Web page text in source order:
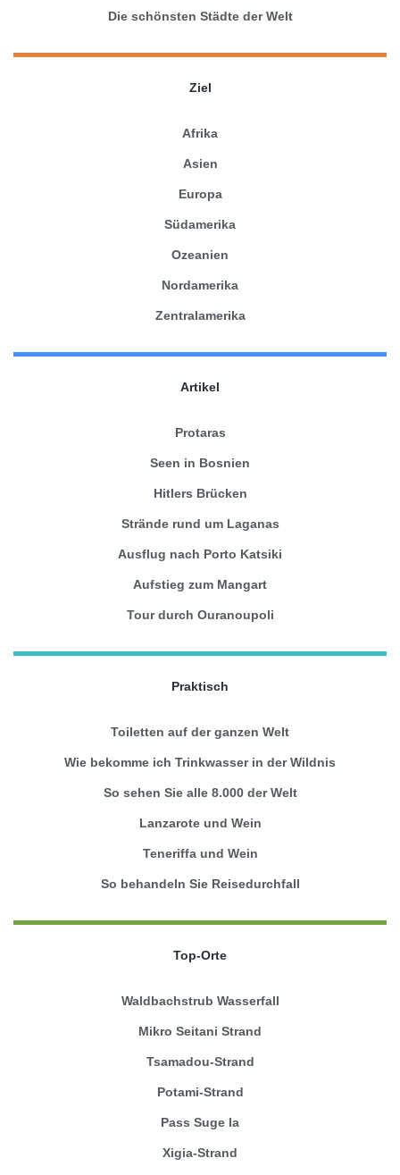
Die schönsten Städte der Welt
Ziel
Afrika
Asien
Europa
Südamerika
Ozeanien
Nordamerika
Zentralamerika
Artikel
Protaras
Seen in Bosnien
Hitlers Brücken
Strände rund um Laganas
Ausflug nach Porto Katsiki
Aufstieg zum Mangart
Tour durch Ouranoupoli
Praktisch
Toiletten auf der ganzen Welt
Wie bekomme ich Trinkwasser in der Wildnis
So sehen Sie alle 8.000 der Welt
Lanzarote und Wein
Teneriffa und Wein
So behandeln Sie Reisedurchfall
Top-Orte
Waldbachstrub Wasserfall
Mikro Seitani Strand
Tsamadou-Strand
Potami-Strand
Pass Suge la
Xigia-Strand